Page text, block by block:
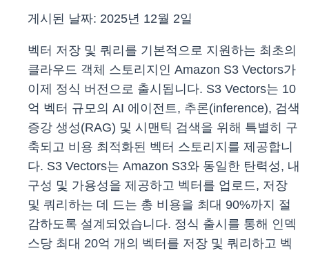
게시된 날짜: 2025년 12월 2일
벡터 저장 및 쿼리를 기본적으로 지원하는 최초의
클라우드 객체 스토리지인 Amazon S3 Vectors가
이제 정식 버전으로 출시됩니다. S3 Vectors는 10
억 벡터 규모의 AI 에이전트, 추론(inference), 검색
증강 생성(RAG) 및 시맨틱 검색을 위해 특별히 구
축되고 비용 최적화된 벡터 스토리지를 제공합니
다. S3 Vectors는 Amazon S3와 동일한 탄력성, 내
구성 및 가용성을 제공하고 벡터를 업로드, 저장
및 쿼리하는 데 드는 총 비용을 최대 90%까지 절
감하도록 설계되었습니다. 정식 출시를 통해 인덱
스당 최대 20억 개의 벡터를 저장 및 쿼리하고 벡